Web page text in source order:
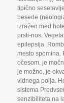
tipično
besede
izražen med
prsti-nos.
epilepsija.
mesto spomina.
očesom,je
je možno,je
vidnega polja.
sistema
senzibiliteta na